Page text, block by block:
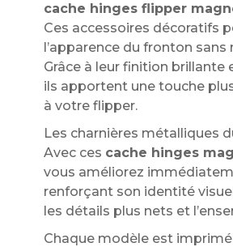
cache hinges flipper
Ces accessoires décoratifs
l’apparence du fronton
Grâce à leur finition
ils apportent une touche
à votre flipper.
Les charnières métalliques
Avec ces cache hinges
vous améliorez
renforçant son identité
les détails plus nets et
Chaque modèle est